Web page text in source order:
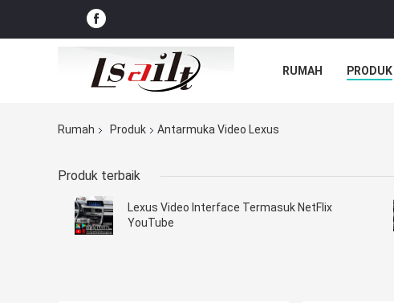
RUMAH PRODUK
Rumah Produk Antarmuka Video Lexus
Produk terbaik
Lexus Video Interface Termasuk NetFlix
YouTube